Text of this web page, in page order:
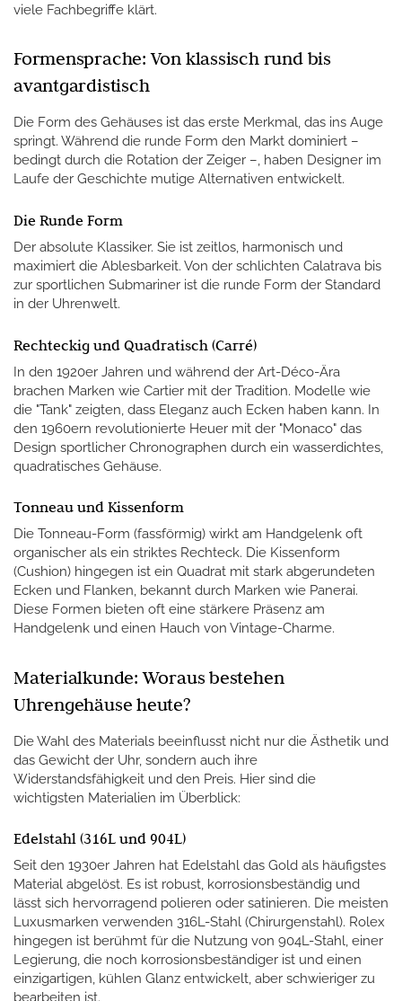
viele Fachbegriffe klärt.
Formensprache: Von klassisch rund bis
avantgardistisch
Die Form des Gehäuses ist das erste Merkmal, das ins Auge
springt. Während die runde Form den Markt dominiert –
bedingt durch die Rotation der Zeiger –, haben Designer im
Laufe der Geschichte mutige Alternativen entwickelt.
Die Runde Form
Der absolute Klassiker. Sie ist zeitlos, harmonisch und
maximiert die Ablesbarkeit. Von der schlichten Calatrava bis
zur sportlichen Submariner ist die runde Form der Standard
in der Uhrenwelt.
Rechteckig und Quadratisch (Carré)
In den 1920er Jahren und während der Art-Déco-Ära
brachen Marken wie Cartier mit der Tradition. Modelle wie
die "Tank" zeigten, dass Eleganz auch Ecken haben kann. In
den 1960ern revolutionierte Heuer mit der "Monaco" das
Design sportlicher Chronographen durch ein wasserdichtes,
quadratisches Gehäuse.
Tonneau und Kissenform
Die Tonneau-Form (fassförmig) wirkt am Handgelenk oft
organischer als ein striktes Rechteck. Die Kissenform
(Cushion) hingegen ist ein Quadrat mit stark abgerundeten
Ecken und Flanken, bekannt durch Marken wie Panerai.
Diese Formen bieten oft eine stärkere Präsenz am
Handgelenk und einen Hauch von Vintage-Charme.
Materialkunde: Woraus bestehen
Uhrengehäuse heute?
Die Wahl des Materials beeinflusst nicht nur die Ästhetik und
das Gewicht der Uhr, sondern auch ihre
Widerstandsfähigkeit und den Preis. Hier sind die
wichtigsten Materialien im Überblick:
Edelstahl (316L und 904L)
Seit den 1930er Jahren hat Edelstahl das Gold als häufigstes
Material abgelöst. Es ist robust, korrosionsbeständig und
lässt sich hervorragend polieren oder satinieren. Die meisten
Luxusmarken verwenden 316L-Stahl (Chirurgenstahl). Rolex
hingegen ist berühmt für die Nutzung von 904L-Stahl, einer
Legierung, die noch korrosionsbeständiger ist und einen
einzigartigen, kühlen Glanz entwickelt, aber schwieriger zu
bearbeiten ist.